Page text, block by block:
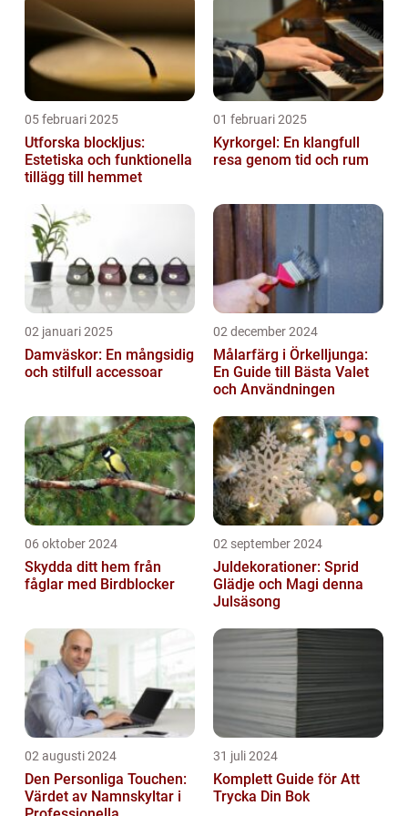
05 februari 2025
Utforska blockljus:
Estetiska och funktionella
tillägg till hemmet
01 februari 2025
Kyrkorgel: En klangfull
resa genom tid och rum
02 januari 2025
Damväskor: En mångsidig
och stilfull accessoar
02 december 2024
Målarfärg i Örkelljunga:
En Guide till Bästa Valet
och Användningen
06 oktober 2024
Skydda ditt hem från
fåglar med Birdblocker
02 september 2024
Juldekorationer: Sprid
Glädje och Magi denna
Julsäsong
02 augusti 2024
Den Personliga Touchen:
Värdet av Namnskyltar i
31 juli 2024
Komplett Guide för Att
Trycka Din Bok